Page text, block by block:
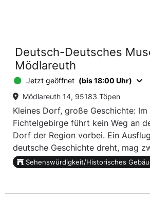
Deutsch-Deutsches
Mödlareuth
Jetzt geöffnet (bis 18:00 Uhr)
Mödlareuth 14, 95183 Töpen
Kleines Dorf, große Geschichte:
Fichtelgebirge führt kein Weg an
Dorf der Region vorbei. Ein
deutsche Geschichte dreht, mag
ersten Momentlahm klingen. Wenn
erklärt, warum ein Dorf im
weltberühmt ist, ist das Interesse
Sehenswürdigkeit/Historisches